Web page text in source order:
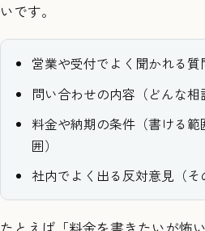
いです。
営業や受付でよく聞かれる質
問い合わせの内容（どんな相
料金や納期の条件（書ける
囲）
社内でよく出る反対意見（そ